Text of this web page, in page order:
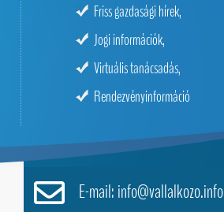
Friss gazdasági hírek,
Jogi információk,
Virtuális tanácsadás,
Rendezvényinformáció
E-mail: info@vallalkozo.info